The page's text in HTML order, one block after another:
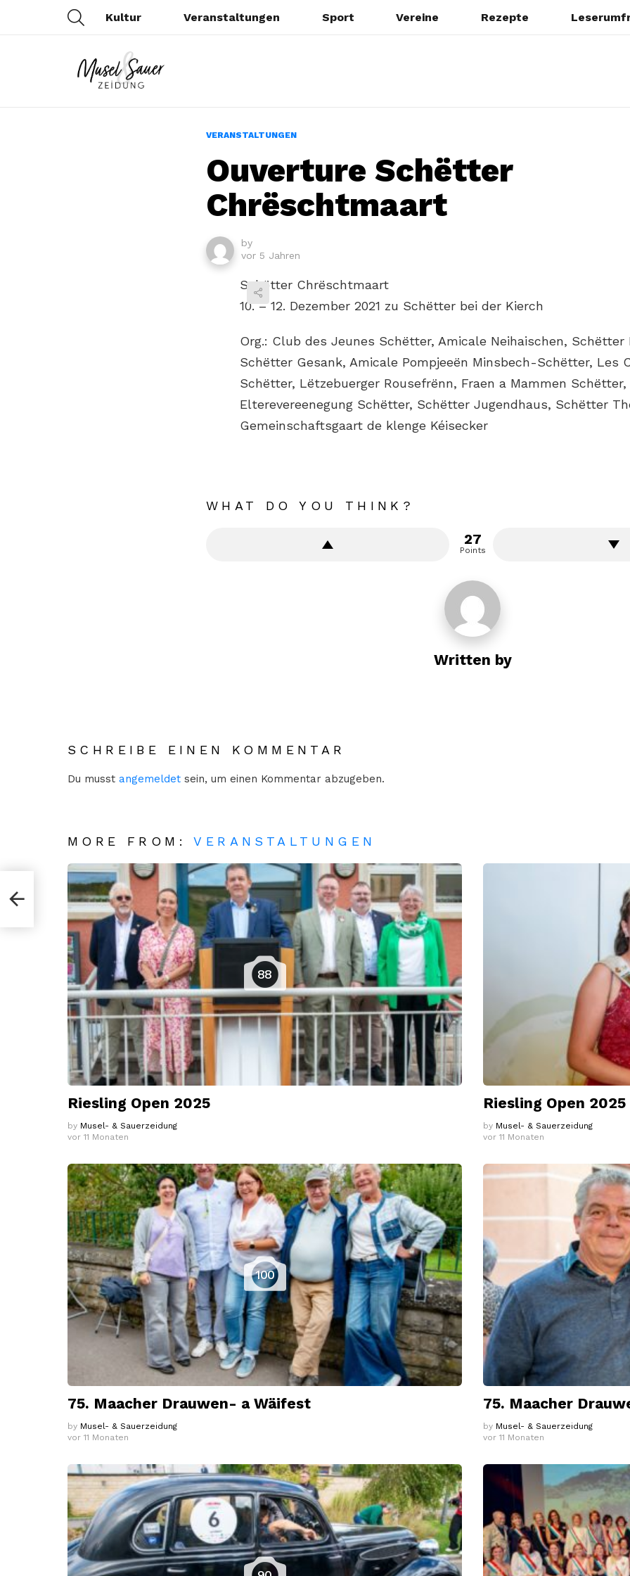
Kultur Veranstaltungen Sport Vereine Rezepte
VERANSTALTUNGEN
Ouverture Schëtter
Chrëschtmaart
by
vor 5 Jahren
Schëtter Chrëschtmaart
10. – 12. Dezember 2021 zu Schëtter bei der Kierch
Org.: Club des Jeunes Schëtter, Amicale Neihaischen, Schëtter
Schëtter Gesank, Amicale Pompjeeën Minsbech-Schëtter, Les
Schëtter, Lëtzebuerger Rousefrënn, Fraen a Mammen Schëtter,
Elterevereenegung Schëtter, Schëtter Jugendhaus, Schëtter
Gemeinschaftsgaart de klenge Kéisecker
WHAT DO YOU THINK?
27
Points
Written by
SCHREIBE EINEN KOMMENTAR
Du musst angemeldet sein, um einen Kommentar abzugeben.
MORE FROM:VERANSTALTUNGEN
88
Riesling Open 2025
by Musel- & Sauerzeidung
vor 11 Monaten
Riesling Open 2025
by Musel- & Sauerzeidung
vor 11 Monaten
100
75. Maacher Drauwen- a Wäifest
by Musel- & Sauerzeidung
vor 11 Monaten
75. Maacher
by Musel- & Sauerzeidung
vor 11 Monaten